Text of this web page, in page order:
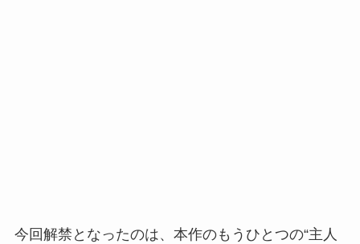
今回解禁となったのは、本作のもうひとつの“主人